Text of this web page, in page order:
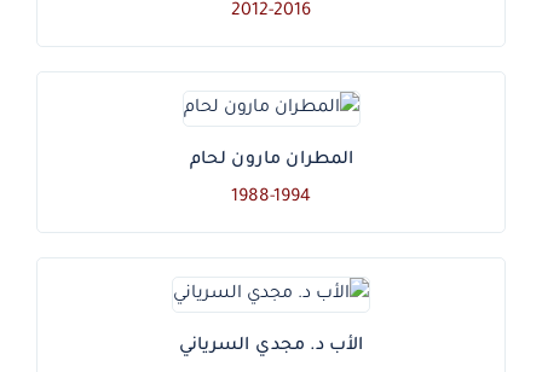
2012-2016
المطران مارون لحام
1988-1994
الأب د. مجدي السرياني